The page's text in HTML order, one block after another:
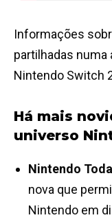
Informações
partilhadas
Nintendo Switch
Há mais
universo
Nintendo
nova que
Nintendo em